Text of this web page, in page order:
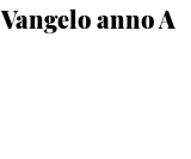
Vangelo anno A